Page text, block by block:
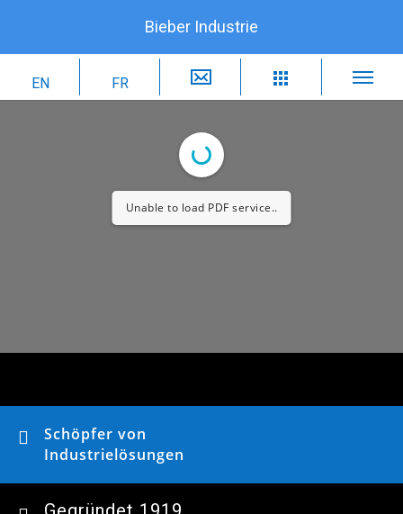
Unable to load PDF service..

Schöpfer von
Industrielösungen
Bieber Industrie